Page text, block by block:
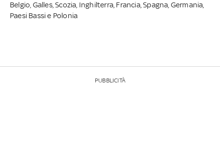
Belgio, Galles, Scozia, Inghilterra, Francia, Spagna, Germania,
Paesi Bassi e Polonia
PUBBLICITÀ